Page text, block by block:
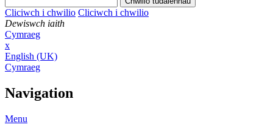
Cliciwch i chwilio Cliciwch i chwilio
Dewiswch iaith
Cymraeg
x
English (UK)
Cymraeg
Navigation
Menu